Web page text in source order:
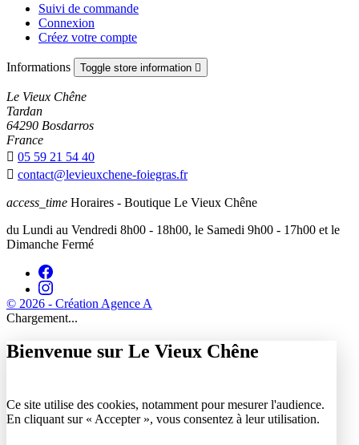
Suivi de commande
Connexion
Créez votre compte
Informations Toggle store information 
Le Vieux Chêne
Tardan
64290 Bosdarros
France
 05 59 21 54 40
 contact@levieuxchene-foiegras.fr
access_time Horaires - Boutique Le Vieux Chêne
du Lundi au Vendredi 8h00 - 18h00, le Samedi 9h00 - 17h00 et le
Dimanche Fermé
© 2026 - Création Agence A
Chargement...
Bienvenue sur Le Vieux Chêne
Ce site utilise des cookies, notamment pour mesurer l'audience.
En cliquant sur « Accepter », vous consentez à leur utilisation.